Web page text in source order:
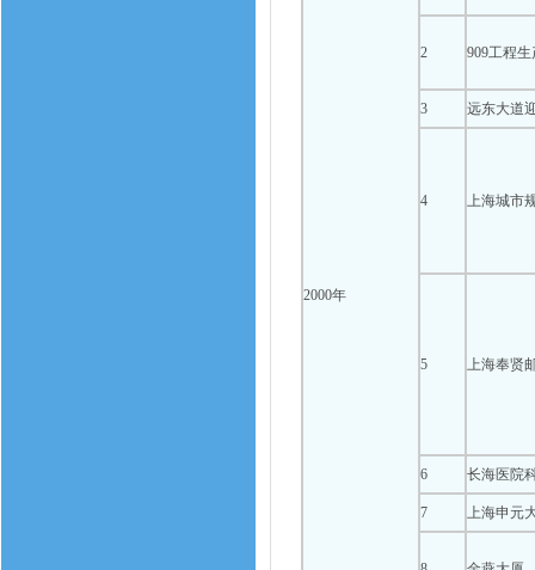
2000年
2 909工程
3 远东大道
4 上海城市
5 上海奉贤
6 长海医院
7 上海申元